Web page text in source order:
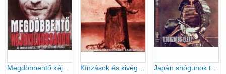
Japán shógunok titokzatos élete (Uralkodók, akik milliók sorsa felett ítélkeztek)